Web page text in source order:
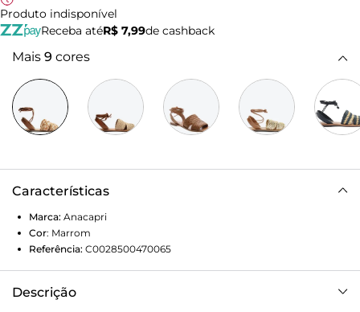
Produto indisponível
Receba atéR$ 7,99de cashback
Mais 9 cores
Características
Marca: Anacapri
Cor: Marrom
Referência: C0028500470065
Descrição